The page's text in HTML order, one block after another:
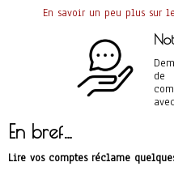
En savoir un peu plus sur
de
En bref…
Lire vos comptes réclame